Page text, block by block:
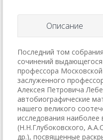
Описание
Последний том
сочинений выдающегося
профессора
заслуженного
Алексея Петровича
автобиографические
нашего великого
исследования наиболее
(Н.Н.Глубоковского,
др.), посвященные